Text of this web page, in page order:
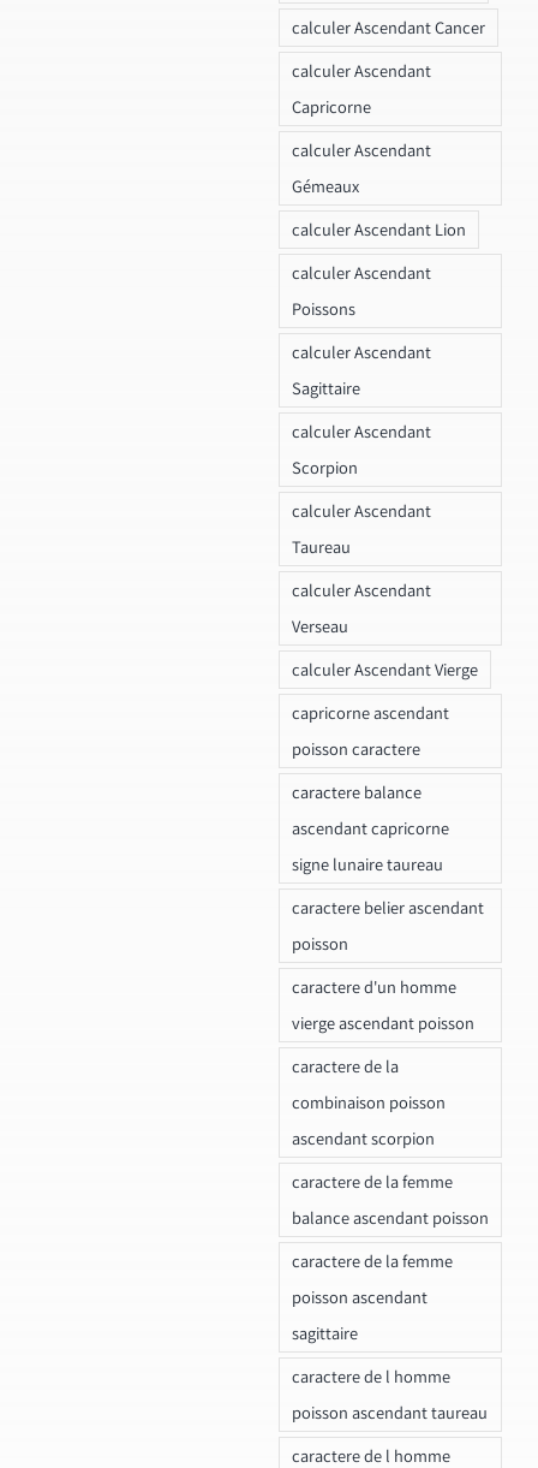
calculer Ascendant Cancer
calculer Ascendant
Capricorne
calculer Ascendant
Gémeaux
calculer Ascendant Lion
calculer Ascendant
Poissons
calculer Ascendant
Sagittaire
calculer Ascendant
Scorpion
calculer Ascendant
Taureau
calculer Ascendant
Verseau
calculer Ascendant Vierge
capricorne ascendant
poisson caractere
caractere balance
ascendant capricorne
signe lunaire taureau
caractere belier ascendant
poisson
caractere d'un homme
vierge ascendant poisson
caractere de la
combinaison poisson
ascendant scorpion
caractere de la femme
balance ascendant poisson
caractere de la femme
poisson ascendant
sagittaire
caractere de l homme
poisson ascendant taureau
caractere de l homme